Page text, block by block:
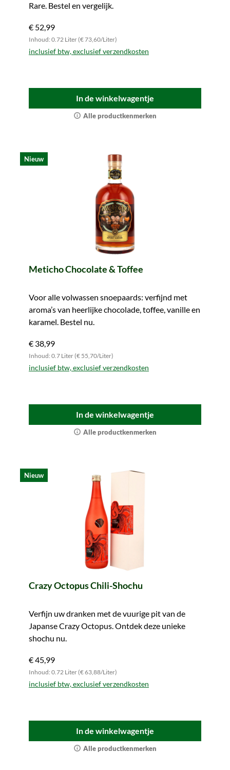
Rare. Bestel en vergelijk.
€ 52,99
Inhoud: 0.72 Liter (€ 73,60/Liter)
inclusief btw, exclusief verzendkosten
In de winkelwagentje
Alle productkenmerken
Nieuw
Meticho Chocolate & Toffee
Voor alle volwassen snoepaards: verfijnd met
aroma’s van heerlijke chocolade, toffee, vanille en
karamel. Bestel nu.
€ 38,99
Inhoud: 0.7 Liter (€ 55,70/Liter)
inclusief btw, exclusief verzendkosten
In de winkelwagentje
Alle productkenmerken
Nieuw
Crazy Octopus Chili-Shochu
Verfijn uw dranken met de vuurige pit van de
Japanse Crazy Octopus. Ontdek deze unieke
shochu nu.
€ 45,99
Inhoud: 0.72 Liter (€ 63,88/Liter)
inclusief btw, exclusief verzendkosten
In de winkelwagentje
Alle productkenmerken